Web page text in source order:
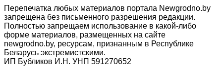
Перепечатка любых материалов портала Newgrodno.by
запрещена без письменного разрешения редакции.
Полностью запрещаем использование в какой-либо
форме материалов, размещенных на сайте
newgrodno.by, ресурсам, признанным в Республике
Беларусь экстремистскими.
ИП Бубликов И.Н. УНП 591270652